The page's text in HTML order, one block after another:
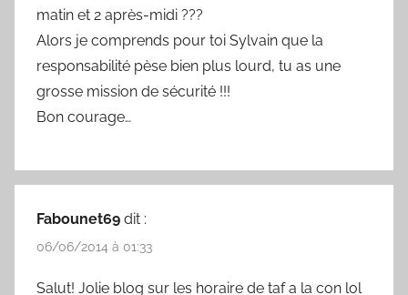
matin et 2 après-midi ???
Alors je comprends pour toi Sylvain que la
responsabilité pèse bien plus lourd, tu as une
grosse mission de sécurité !!!
Bon courage…
Fabounet69 dit :
06/06/2014 à 01:33
Salut! Jolie blog sur les horaire de taf a la con lol